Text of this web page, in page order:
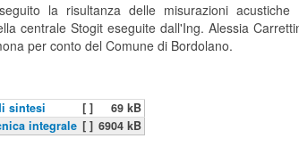
la risultanza delle misurazioni acustiche
centrale Stogit eseguite dall'Ing. Alessia
per conto del Comune di Bordolano.
sintesi [ ]
69 kB
integrale [ ] 6904 kB